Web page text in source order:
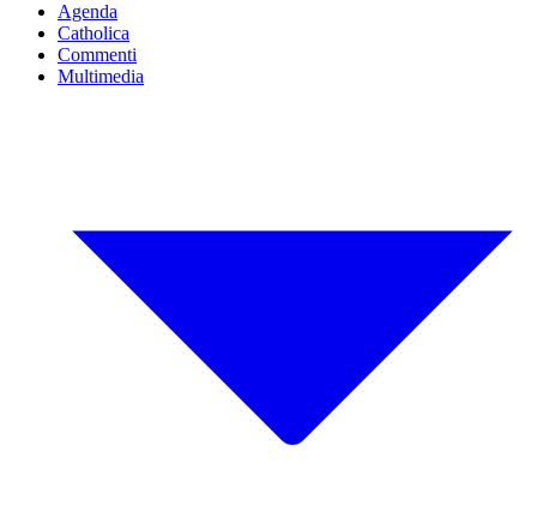
Agenda
Catholica
Commenti
Multimedia